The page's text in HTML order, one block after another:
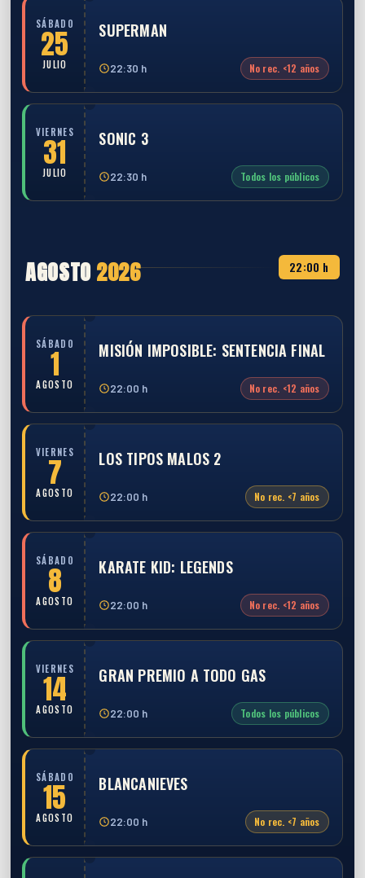
SÁBADO
25
JULIO
SUPERMAN
22:30 h No rec. <12 años
VIERNES
31
JULIO
SONIC 3
22:30 h Todos los públicos
AGOSTO 2026 22:00 h
SÁBADO
1
AGOSTO
MISIÓN IMPOSIBLE: SENTENCIA FINAL
22:00 h No rec. <12 años
VIERNES
7
AGOSTO
LOS TIPOS MALOS 2
22:00 h No rec. <7 años
SÁBADO
8
AGOSTO
KARATE KID: LEGENDS
22:00 h No rec. <12 años
VIERNES
14
AGOSTO
GRAN PREMIO A TODO GAS
22:00 h Todos los públicos
SÁBADO
15
AGOSTO
BLANCANIEVES
22:00 h No rec. <7 años